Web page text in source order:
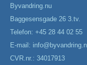
Byvandring.nu
Baggesensgade 26 3.tv.
Telefon: +45 28 44 02 55
E-mail:
CVR.nr.: 34017913